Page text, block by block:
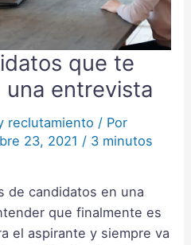
que te
entrevista
reclutamiento / Por
23, 2021 / 3 minutos
de candidatos en una
que finalmente es
el aspirante y siempre va